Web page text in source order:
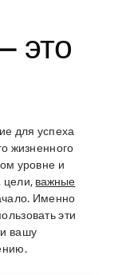
это
для успеха
жизненного
уровне и
цели, важные
Именно
эти
вашу